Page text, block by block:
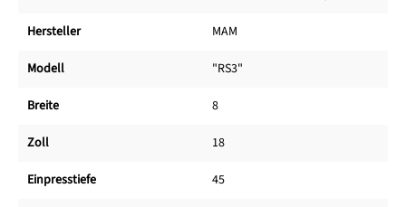
Hersteller MAM
Modell "RS3"
Breite 8
Zoll 18
Einpresstiefe 45